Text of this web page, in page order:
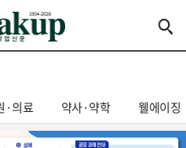
·의료 약사·약학 웰에이징